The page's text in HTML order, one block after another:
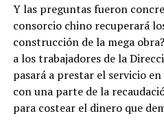
Y las preguntas fueron
consorcio chino recuperará
construcción de la mega
a los trabajadores de la
pasará a prestar el servicio en
con una parte de la
para costear el dinero que